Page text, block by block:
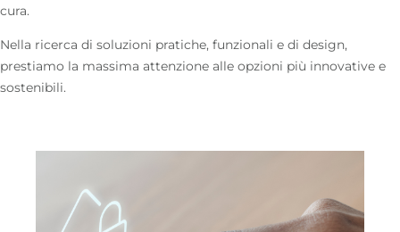
cura.
Nella ricerca di soluzioni pratiche, funzionali e di design,
prestiamo la massima attenzione alle opzioni più innovative e
sostenibili.